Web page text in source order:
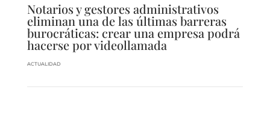
Notarios y gestores administrativos
eliminan una de las últimas barreras
burocráticas: crear una empresa podrá
hacerse por videollamada
ACTUALIDAD